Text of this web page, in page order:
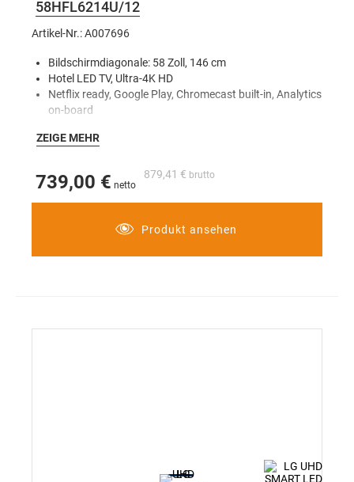
58HFL6214U/12
Artikel-Nr.: A007696
Bildschirmdiagonale: 58 Zoll, 146 cm
Hotel LED TV, Ultra-4K HD
Netflix ready, Google Play, Chromecast built-in, Analytics
on-board
CMND & Control
USB-Cloning, Hotelmode, Welcome-Screen
Ohne Tischfuß(optional ist der PPDS VESA-Tischfuß
als Zubehör auf Anfrage erhältlich)
ZEIGE MEHR
879,41 €
739,00 €
Produkt ansehen